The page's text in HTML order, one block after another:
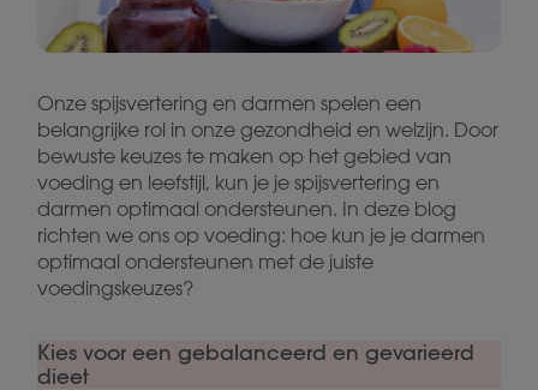
Onze spijsvertering en darmen spelen een
belangrijke rol in onze gezondheid en welzijn. Door
bewuste keuzes te maken op het gebied van
voeding en leefstijl, kun je je spijsvertering en
darmen optimaal ondersteunen. In deze blog
richten we ons op voeding: hoe kun je je darmen
optimaal ondersteunen met de juiste
voedingskeuzes?
Kies voor een gebalanceerd en gevarieerd
dieet